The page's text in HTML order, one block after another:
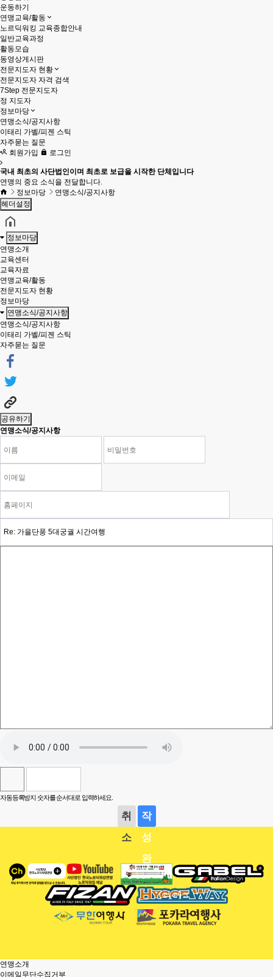
운동하기
연맹교육/활동
노르딕워킹 교육종합안내
일반교육과정
활동모습
동영상게시판
전문지도자 현황
전문지도자 자격 검색
7Step 전문지도자
정 지도자
정보마당
연맹소식/공지사항
이태리 가벨/피젠 스틱
자주묻는 질문
회원가입
로그인
국내 최초의 사단법인이며 최초로 보급을 시작한 단체입니다
연맹의 중요 소식을 전달합니다.
정보마당
연맹소식/공지사항
헤더설정
정보마당
연맹소개
교육센터
교육자료
연맹교육/활동
전문지도자 현황
정보마당
연맹소식/공지사항
연맹소식/공지사항
이태리 가벨/피젠 스틱
자주묻는 질문
공유하기
연맹소식/공지사항
자동등록방지 숫자를 순서대로 입력하세요.
취
소
작
성
완
료
연맹소개
이메일무단수집거부